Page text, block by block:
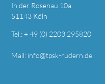
In der Rosenau 10a
51143 Köln
Tel.: + 49 (0) 2203 295820
Mail: info@tpsk-rudern.de